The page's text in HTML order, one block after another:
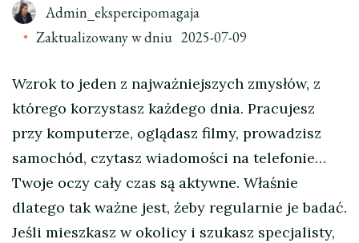
Admin_ekspercipomagaja
Zaktualizowany w dniu 2025-07-09
Wzrok to jeden z najważniejszych zmysłów, z
którego korzystasz każdego dnia. Pracujesz
przy komputerze, oglądasz filmy, prowadzisz
samochód, czytasz wiadomości na telefonie…
Twoje oczy cały czas są aktywne. Właśnie
dlatego tak ważne jest, żeby regularnie je badać.
Jeśli mieszkasz w okolicy i szukasz specjalisty,